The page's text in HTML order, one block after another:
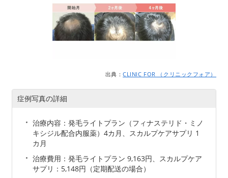
出典：CLINIC FOR （クリニックフォア）
症例写真の詳細
治療内容：発毛ライトプラン（フィナステリド・ミノ
キシジル配合内服薬）4カ月、スカルプケアサプリ 1
カ月
治療費用：発毛ライトプラン 9,163円、スカルプケア
サプリ：5,148円（定期配送の場合）